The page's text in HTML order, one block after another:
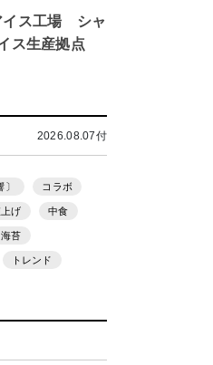
イス工場 シャ
ス生産拠点
2026.08.07付
コラボ
げ 中食
海苔
トレンド